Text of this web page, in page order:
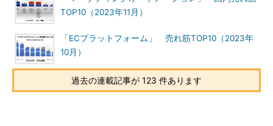
TOP10（2023年11月）
「ECプラットフォーム」 売れ筋TOP10（2023年
10月）
過去の連載記事が 123 件あります